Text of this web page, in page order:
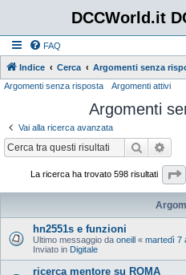
DCCWorld.it
FAQ
Indice Cerca Argomenti senza
Argomenti senza risposta Argomenti attivi
Argomenti
Vai alla ricerca avanzata
Cerca
La ricerca ha trovato 598 risultati
hn2551s e funzioni
Ultimo messaggio da oneill « martedì 7
Inviato in Digitale
ricerca mentore su ROMA